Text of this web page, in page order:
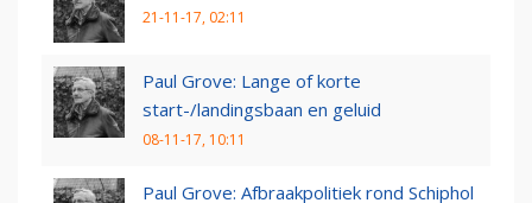
21-11-17, 02:11
Paul Grove: Lange of korte
start-/landingsbaan en geluid
08-11-17, 10:11
Paul Grove: Afbraakpolitiek rond Schiphol